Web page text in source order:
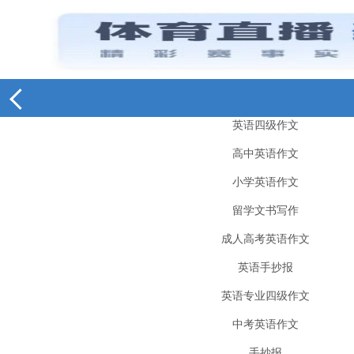
英语四级作文
高中英语作文
小学英语作文
留学文书写作
成人高考英语作文
英语手抄报
英语专业四级作文
中考英语作文